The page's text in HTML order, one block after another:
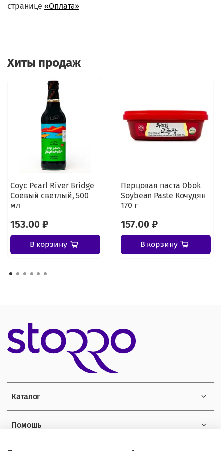
странице «Оплата»
Хиты продаж
Соус Pearl River Bridge
Соевый светлый, 500
мл
153.00 ₽
В корзину
Перцовая паста Obok
Soybean Paste Кочудян
170 г
157.00 ₽
В корзину
Каталог
Помощь